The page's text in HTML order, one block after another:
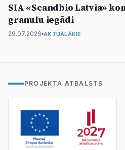
SIA «Scandbio Latvia»
granulu iegādi
29.07.2026 AKTUĀLĀKIE
PROJEKTA ATBALSTS